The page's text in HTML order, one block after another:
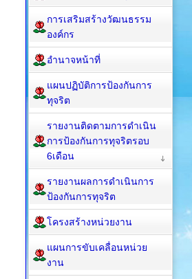
การเสริมสร้างวัฒนธรรม
องค์กร
อำนาจหน้าที่
แผนปฏิบัติการป้องกันการ
ทุจริต
รายงานติดตามการดำเนิน
การป้องกันการทุจริตรอบ
6เดือน
รายงานผลการดำเนินการ
ป้องกันการทุจริต
โครงสร้างหน่วยงาน
แผนการขับเคลื่อนหน่วย
งาน